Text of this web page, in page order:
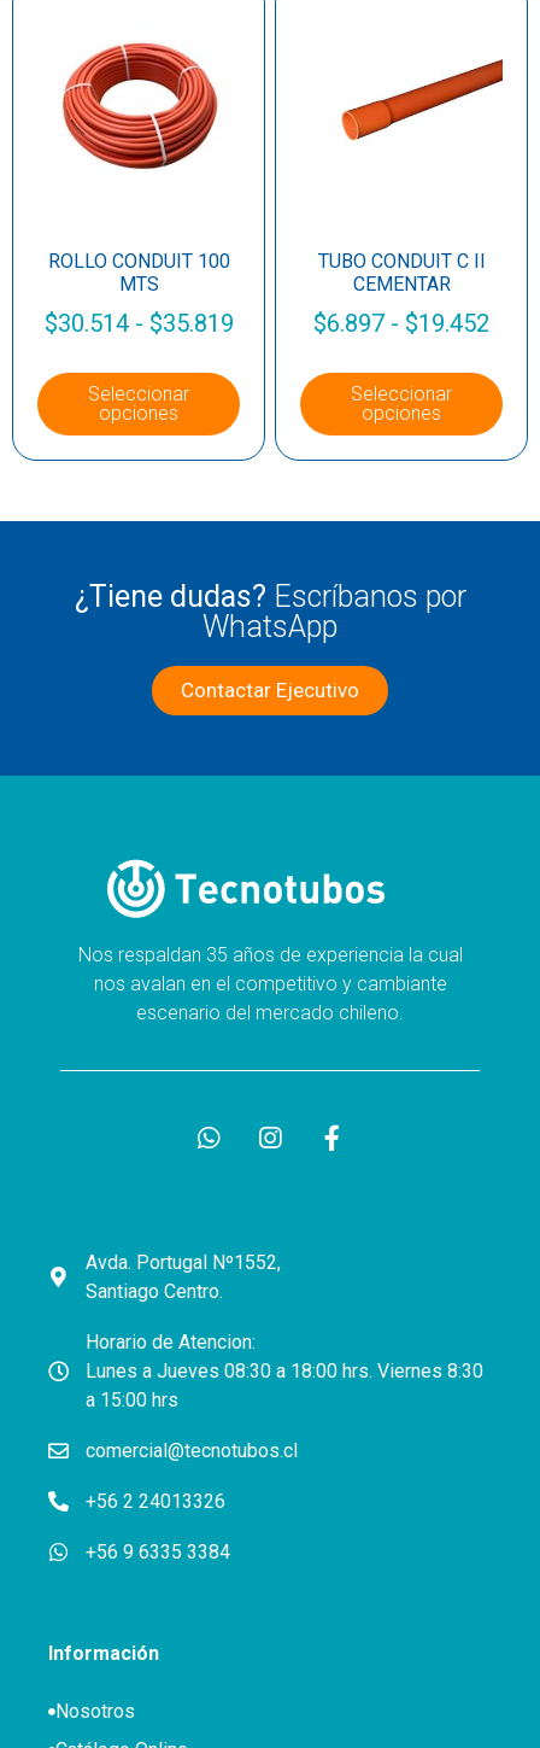
ROLLO CONDUIT 100
MTS
$30.514 - $35.819
Seleccionar
opciones
TUBO CONDUIT C II
CEMENTAR
$6.897 - $19.452
Seleccionar
opciones
¿Tiene dudas? Escríbanos por
WhatsApp
Contactar Ejecutivo
Nos respaldan 35 años de experiencia la cual
nos avalan en el competitivo y cambiante
escenario del mercado chileno.
Avda. Portugal Nº1552,
Santiago Centro.
Horario de Atencion:
Lunes a Jueves 08:30 a 18:00 hrs. Viernes 8:30
a 15:00 hrs
comercial@tecnotubos.cl
+56 2 24013326
+56 9 6335 3384
Información
Nosotros